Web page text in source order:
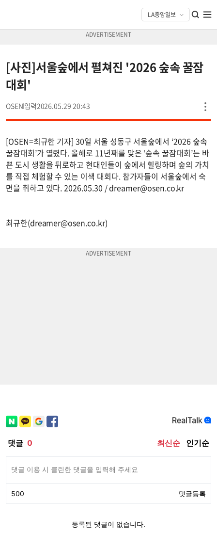
[사진]서울숲에서 펼쳐진 '2026 숲속 꿀잠
대회'
OSEN 2026.05.29 20:43
[OSEN=최규한 기자] 30일 서울 성동구 서울숲에서 ‘2026 숲속
꿀잠대회’가 열렸다. 올해로 11년째를 맞은 ‘숲속 꿀잠대회’는 바
쁜 도시 생활을 뒤로하고 현대인들이 숲에서 힐링하며 숲의 가치
를 직접 체험할 수 있는 이색 대회다. 참가자들이 서울숲에서 숙
면을 취하고 있다. 2026.05.30 /dreamer@osen.co.kr
최규한(dreamer@osen.co.kr)